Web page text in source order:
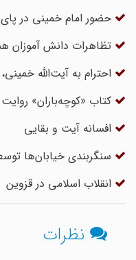
حضور امام خمینی در پای
تظاهرات دانش آموزان
احترام به آیت‌الله
کتاب «کوچه‌باران» روایت 60 شهید به قلم امیر اسماعیلی
افسانه آیت و بقایی
سنگربندی خیابان‌ها توسط مردم در 21
انقلاب اسلامی در قزوین
نظرات